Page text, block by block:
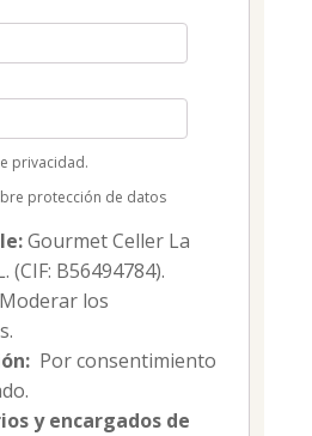
privacidad.
protección de datos
Gourmet Celler La
(CIF: B56494784).
Moderar los
Por consentimiento
y encargados de